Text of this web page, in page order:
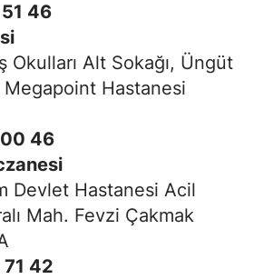
46
Okulları Alt Sokağı, Üngüt
Megapoint Hastanesi
46
Devlet Hastanesi Acil
Mah. Fevzi Çakmak
42